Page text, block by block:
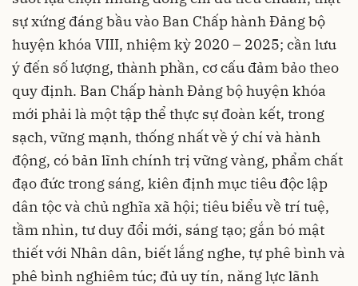
sự xứng đáng bầu vào Ban Chấp hành Đảng bộ
huyện khóa VIII, nhiệm kỳ 2020 – 2025; cần lưu
ý đến số lượng, thành phần, cơ cấu đảm bảo theo
quy định. Ban Chấp hành Đảng bộ huyện khóa
mới phải là một tập thể thực sự đoàn kết, trong
sạch, vững mạnh, thống nhất về ý chí và hành
động, có bản lĩnh chính trị vững vàng, phẩm chất
đạo đức trong sáng, kiên định mục tiêu độc lập
dân tộc và chủ nghĩa xã hội; tiêu biểu về trí tuệ,
tầm nhìn, tư duy đổi mới, sáng tạo; gắn bó mật
thiết với Nhân dân, biết lắng nghe, tự phê bình và
phê bình nghiêm túc; đủ uy tín, năng lực lãnh